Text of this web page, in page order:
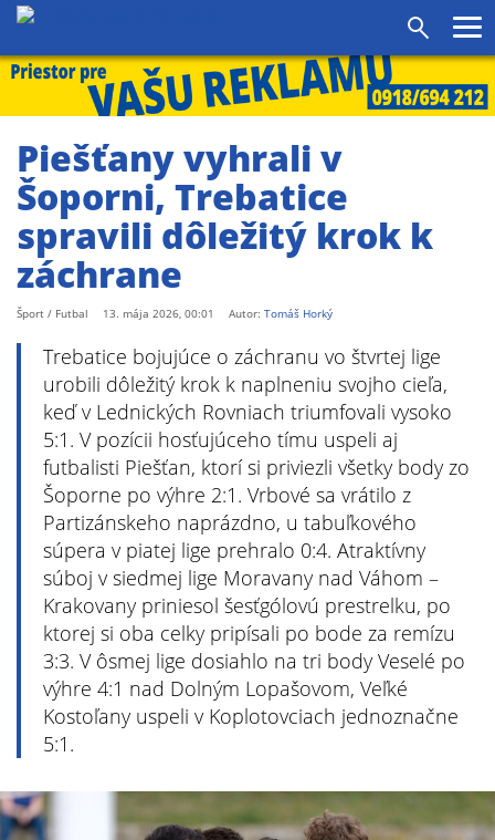
Piešťany vyhrali v
Šoporni, Trebatice
spravili dôležitý krok k
záchrane
Šport / Futbal 13. mája 2026, 00:01 Autor: Tomáš Horký
Trebatice bojujúce o záchranu vo štvrtej lige
urobili dôležitý krok k naplneniu svojho cieľa,
keď v Lednických Rovniach triumfovali vysoko
5:1. V pozícii hosťujúceho tímu uspeli aj
futbalisti Piešťan, ktorí si priviezli všetky body zo
Šoporne po výhre 2:1. Vrbové sa vrátilo z
Partizánskeho naprázdno, u tabuľkového
súpera v piatej lige prehralo 0:4. Atraktívny
súboj v siedmej lige Moravany nad Váhom –
Krakovany priniesol šesťgólovú prestrelku, po
ktorej si oba celky pripísali po bode za remízu
3:3. V ôsmej lige dosiahlo na tri body Veselé po
výhre 4:1 nad Dolným Lopašovom, Veľké
Kostoľany uspeli v Koplotovciach jednoznačne
5:1.